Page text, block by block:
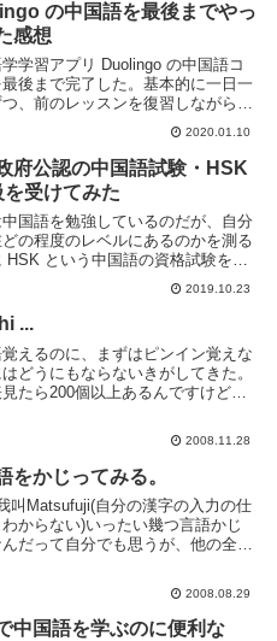
の中国語を最後までやっ
感想
学習アプリ Duolingo の中国語コ
後まで完了した。基本的に一日一
つ、前のレッスンを復習しながら進
年ぐらいかかったと思う。なかなか
た。折角なので Duolingo の一コー
させた感想でも書いてみ...
2020.01.10
府公認の中国語試験・HSK
を受けてみた
国語を勉強しているのだが、自分
の程度のレベルにあるのかを測る
HSK という中国語の資格試験を受
にした。受けたのは HSK の3級。公
サイトによると、「中国語を使っ
、学習、仕事等における基本的...
2019.10.23
...
えるのに、まずはピンイン覚えな
どうにもならないきがしてきた。
たら200個以上あるんですけど。
覚えれないかなー と思ってみ
いうわ...
2008.11.28
をかじってみる。
叫Matsufuji(自分の漢字の入力の仕
からない)いったい幾つ言語かじ
だって自分でも思うが、他の全く
全く違うので勘でも無理がある。
2008.08.29
中国語を学ぶのに便利な